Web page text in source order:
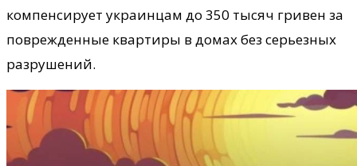
компенсирует украинцам до 350 тысяч гривен за
поврежденные квартиры в домах без серьезных
разрушений.